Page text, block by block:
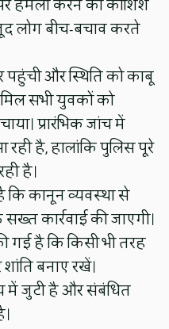
लोग बीच-बचाव करते
और स्थिति को काबू
सभी युवकों को
प्रारंभिक जांच में
है, हालांकि पुलिस पूरे
है।
कि कानून व्यवस्था से
कार्रवाई की जाएगी।
है कि किसी भी तरह
बनाए रखें।
में जुटी है और संबंधित